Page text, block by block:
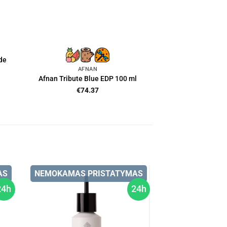
AFNAN
Afnan Tribute Blue EDP 100 ml
€74.37
24h
NEMOKAMAS PRISTATYMAS